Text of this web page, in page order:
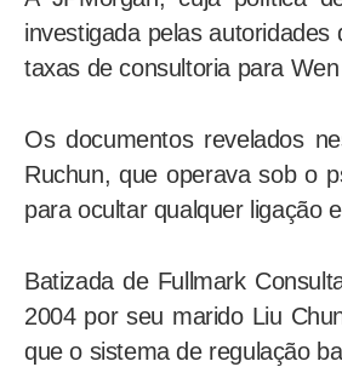
investigada pelas
taxas de consultoria para
Os documentos revelados
Ruchun, que operava sob o
para ocultar qualquer ligação
Batizada de Fullmark
2004 por seu marido Liu
que o sistema de regulação